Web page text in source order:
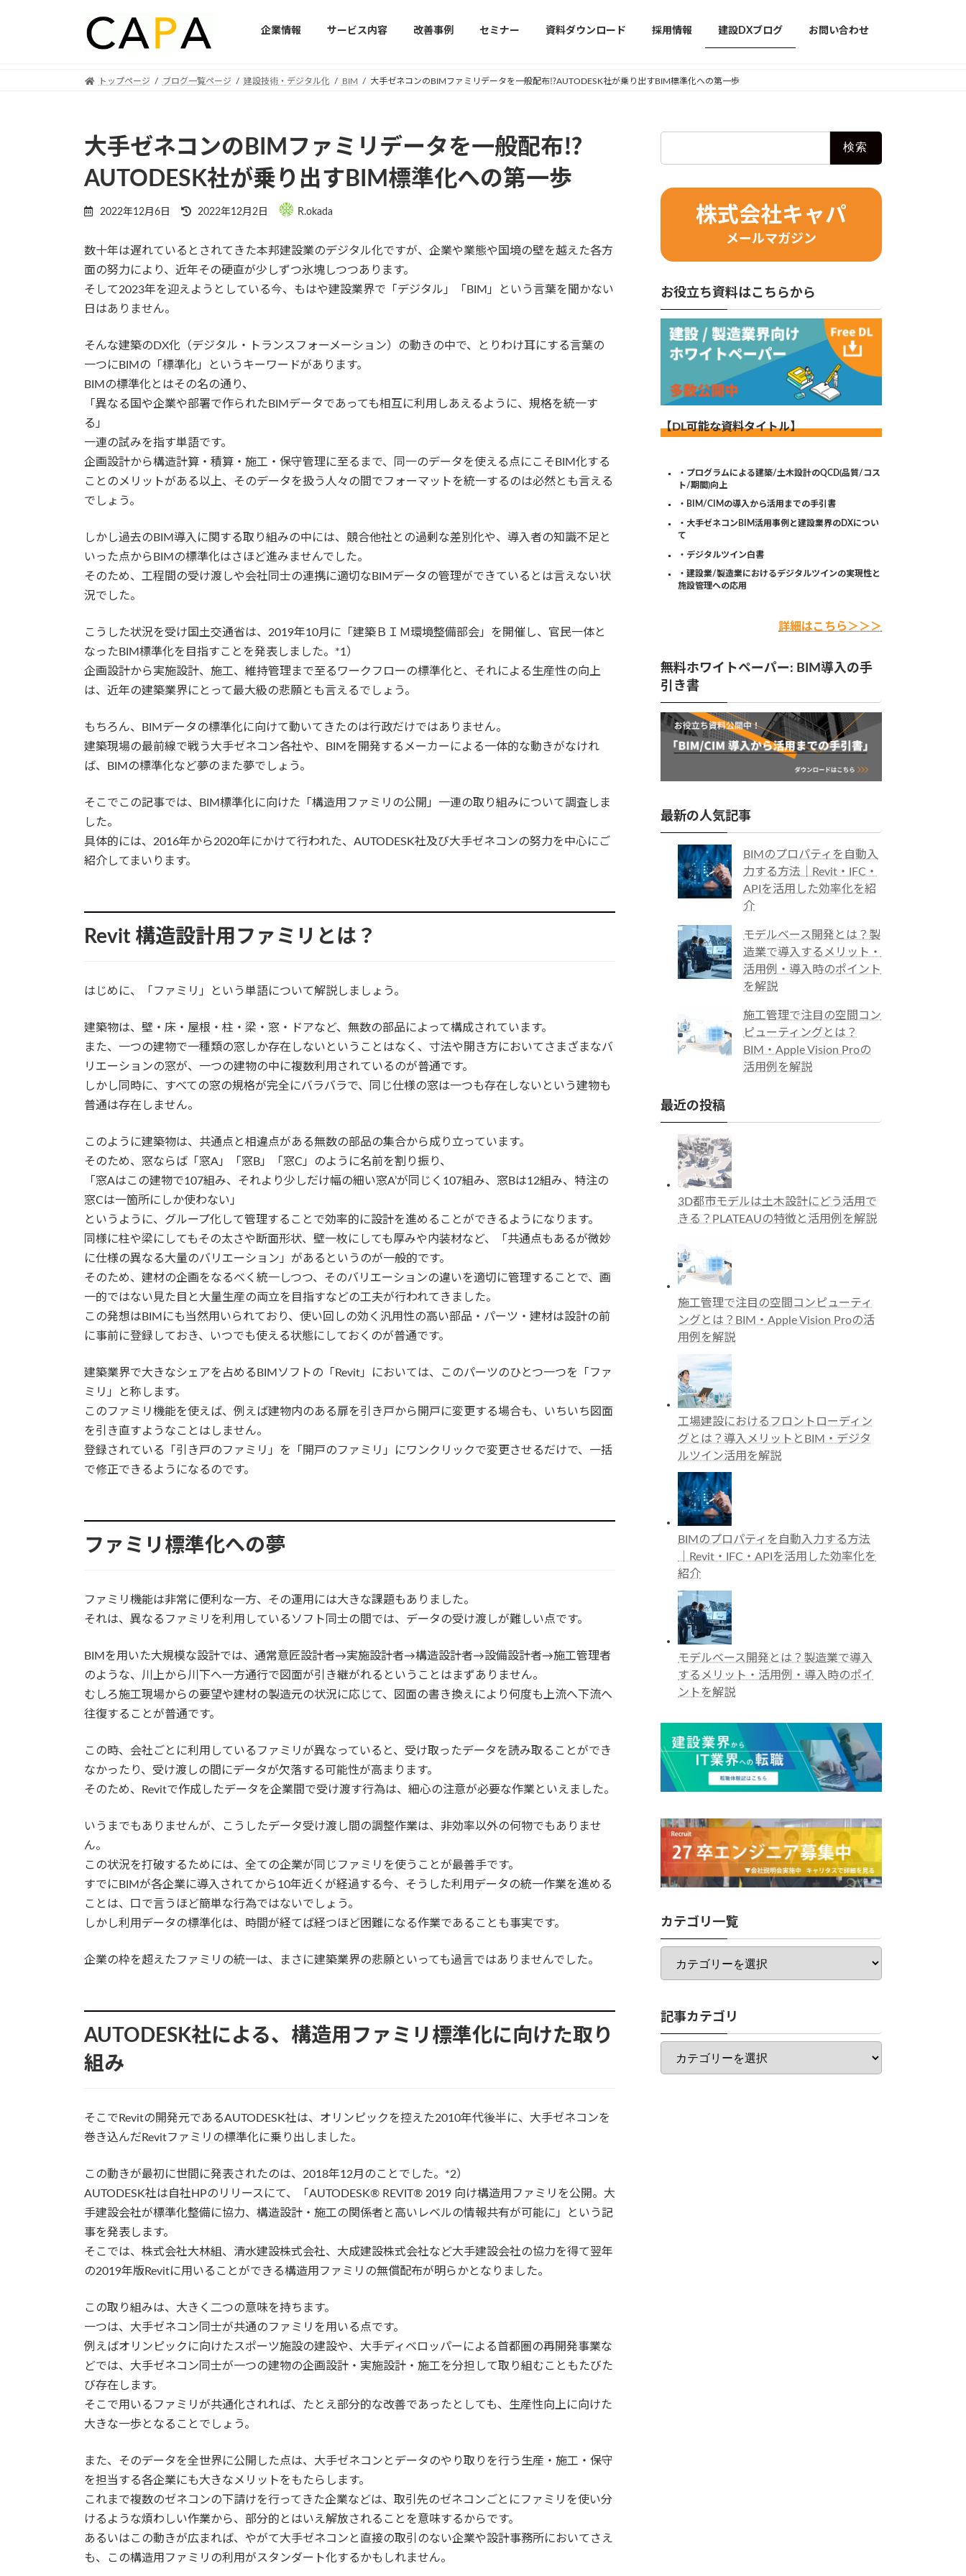
企業情報 サービス内容 改善事例 セミナー 資料ダウンロード 採用情報 建設DXブログ お問い合わせ
トップページ ブログ一覧ページ 建設技術・デジタル化 BIM 大手ゼネコンのBIMファミリデータを一般配布⁉︎AUTODESK社が乗り出すBIM標準化への第一歩
大手ゼネコンのBIMファミリデータを一般配布⁉︎
AUTODESK社が乗り出すBIM標準化への第一歩
2022年12月6日
Last
updated
2022年12月2日 R.okada
数十年は遅れているとされてきた本邦建設業のデジタル化ですが、企業や業態や国境の壁を越えた各方
面の努力により、近年その硬直が少しずつ氷塊しつつあります。
そして2023年を迎えようとしている今、もはや建設業界で「デジタル」「BIM」という言葉を聞かない
日はありません。
そんな建築のDX化（デジタル・トランスフォーメーション）の動きの中で、とりわけ耳にする言葉の
一つにBIMの「標準化」というキーワードがあります。
BIMの標準化とはその名の通り、
「異なる国や企業や部署で作られたBIMデータであっても相互に利用しあえるように、規格を統一す
る」
一連の試みを指す単語です。
企画設計から構造計算・積算・施工・保守管理に至るまで、同一のデータを使える点にこそBIM化する
ことのメリットがある以上、そのデータを扱う人々の間でフォーマットを統一するのは必然とも言える
でしょう。
しかし過去のBIM導入に関する取り組みの中には、競合他社との過剰な差別化や、導入者の知識不足と
いった点からBIMの標準化はさほど進みませんでした。
そのため、工程間の受け渡しや会社同士の連携に適切なBIMデータの管理ができているとは言えない状
況でした。
こうした状況を受け国土交通省は、2019年10月に「建築ＢＩＭ環境整備部会」を開催し、官民一体と
なったBIM標準化を目指すことを発表しました。*1）
企画設計から実施設計、施工、維持管理まで至るワークフローの標準化と、それによる生産性の向上
は、近年の建築業界にとって最大級の悲願とも言えるでしょう。
もちろん、BIMデータの標準化に向けて動いてきたのは行政だけではありません。
建築現場の最前線で戦う大手ゼネコン各社や、BIMを開発するメーカーによる一体的な動きがなけれ
ば、BIMの標準化など夢のまた夢でしょう。
そこでこの記事では、BIM標準化に向けた「構造用ファミリの公開」一連の取り組みについて調査しま
した。
具体的には、2016年から2020年にかけて行われた、AUTODESK社及び大手ゼネコンの努力を中心にご
紹介してまいります。
Revit 構造設計用ファミリとは？
はじめに、「ファミリ」という単語について解説しましょう。
建築物は、壁・床・屋根・柱・梁・窓・ドアなど、無数の部品によって構成されています。
また、一つの建物で一種類の窓しか存在しないということはなく、寸法や開き方においてさまざまなバ
リエーションの窓が、一つの建物の中に複数利用されているのが普通です。
しかし同時に、すべての窓の規格が完全にバラバラで、同じ仕様の窓は一つも存在しないという建物も
普通は存在しません。
このように建築物は、共通点と相違点がある無数の部品の集合から成り立っています。
そのため、窓ならば「窓A」「窓B」「窓C」のように名前を割り振り、
「窓Aはこの建物で107組み、それより少しだけ幅の細い窓A’が同じく107組み、窓Bは12組み、特注の
窓Cは一箇所にしか使わない」
というように、グループ化して管理することで効率的に設計を進めることができるようになります。
同様に柱や梁にしてもその太さや断面形状、壁一枚にしても厚みや内装材など、「共通点もあるが微妙
に仕様の異なる大量のバリエーション」があるというのが一般的です。
そのため、建材の企画をなるべく統一しつつ、そのバリエーションの違いを適切に管理することで、画
一的ではない見た目と大量生産の両立を目指すなどの工夫が行われてきました。
この発想はBIMにも当然用いられており、使い回しの効く汎用性の高い部品・パーツ・建材は設計の前
に事前に登録しておき、いつでも使える状態にしておくのが普通です。
建築業界で大きなシェアを占めるBIMソフトの「Revit」においては、このパーツのひとつ一つを「ファ
ミリ」と称します。
このファミリ機能を使えば、例えば建物内のある扉を引き戸から開戸に変更する場合も、いちいち図面
を引き直すようなことはしません。
登録されている「引き戸のファミリ」を「開戸のファミリ」にワンクリックで変更させるだけで、一括
で修正できるようになるのです。
ファミリ標準化への夢
ファミリ機能は非常に便利な一方、その運用には大きな課題もありました。
それは、異なるファミリを利用しているソフト同士の間では、データの受け渡しが難しい点です。
BIMを用いた大規模な設計では、通常意匠設計者→実施設計者→構造設計者→設備設計者→施工管理者
のような、川上から川下へ一方通行で図面が引き継がれるということはまずありません。
むしろ施工現場からの要望や建材の製造元の状況に応じて、図面の書き換えにより何度も上流へ下流へ
往復することが普通です。
この時、会社ごとに利用しているファミリが異なっていると、受け取ったデータを読み取ることができ
なかったり、受け渡しの間にデータが欠落する可能性が高まります。
そのため、Revitで作成したデータを企業間で受け渡す行為は、細心の注意が必要な作業といえました。
いうまでもありませんが、こうしたデータ受け渡し間の調整作業は、非効率以外の何物でもありませ
ん。
この状況を打破するためには、全ての企業が同じファミリを使うことが最善手です。
すでにBIMが各企業に導入されてから10年近くが経過する今、そうした利用データの統一作業を進める
ことは、口で言うほど簡単な行為ではないでしょう。
しかし利用データの標準化は、時間が経てば経つほど困難になる作業であることも事実です。
企業の枠を超えたファミリの統一は、まさに建築業界の悲願といっても過言ではありませんでした。
AUTODESK社による、構造用ファミリ標準化に向けた取り
組み
そこでRevitの開発元であるAUTODESK社は、オリンピックを控えた2010年代後半に、大手ゼネコンを
巻き込んだRevitファミリの標準化に乗り出しました。
この動きが最初に世間に発表されたのは、2018年12月のことでした。*2）
AUTODESK社は自社HPのリリースにて、「AUTODESK® REVIT® 2019 向け構造用ファミリを公開。大
手建設会社が標準化整備に協力、構造設計・施工の関係者と高いレベルの情報共有が可能に」という記
事を発表します。
そこでは、株式会社大林組、清水建設株式会社、大成建設株式会社など大手建設会社の協力を得て翌年
の2019年版Revitに用いることができる構造用ファミリの無償配布が明らかとなりました。
この取り組みは、大きく二つの意味を持ちます。
一つは、大手ゼネコン同士が共通のファミリを用いる点です。
例えばオリンピックに向けたスポーツ施設の建設や、大手ディベロッパーによる首都圏の再開発事業な
どでは、大手ゼネコン同士が一つの建物の企画設計・実施設計・施工を分担して取り組むこともたびた
び存在します。
そこで用いるファミリが共通化されれば、たとえ部分的な改善であったとしても、生産性向上に向けた
大きな一歩となることでしょう。
また、そのデータを全世界に公開した点は、大手ゼネコンとデータのやり取りを行う生産・施工・保守
を担当する各企業にも大きなメリットをもたらします。
これまで複数のゼネコンの下請けを行ってきた企業などは、取引先のゼネコンごとにファミリを使い分
けるような煩わしい作業から、部分的とはいえ解放されることを意味するからです。
あるいはこの動きが広まれば、やがて大手ゼネコンと直接の取引のない企業や設計事務所においてさえ
も、この構造用ファミリの利用がスタンダート化するかもしれません。
株式会社キャパ
メールマガジン
お役立ち資料はこちらから
【DL可能な資料タイトル】
・プログラムによる建築/土木設計のQCD(品質/コス
ト/期間)向上
・BIM/CIMの導入から活用までの手引書
・大手ゼネコンBIM活用事例と建設業界のDXについ
て
・デジタルツイン白書
・建設業/製造業におけるデジタルツインの実現性と
施設管理への応用
詳細はこちら＞＞＞
無料ホワイトペーパー: BIM導入の手
引き書
最新の人気記事
BIMのプロパティを自動入
力する方法｜Revit・IFC・
APIを活用した効率化を紹
介
モデルベース開発とは？製
造業で導入するメリット・
活用例・導入時のポイント
を解説
施工管理で注目の空間コン
ピューティングとは？
BIM・Apple Vision Proの
活用例を解説
最近の投稿
3D都市モデルは土木設計にどう活用で
きる？PLATEAUの特徴と活用例を解説
施工管理で注目の空間コンピューティ
ングとは？BIM・Apple Vision Proの活
用例を解説
工場建設におけるフロントローディン
グとは？導入メリットとBIM・デジタ
ルツイン活用を解説
BIMのプロパティを自動入力する方法
｜Revit・IFC・APIを活用した効率化を
紹介
モデルベース開発とは？製造業で導入
するメリット・活用例・導入時のポイ
ントを解説
カテゴリ一覧
カ
ゴ
一
覧
記事カテゴリ
記
カ